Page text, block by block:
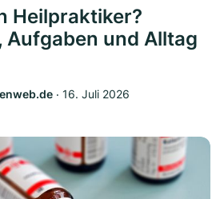
Heilpraktiker?
Aufgaben und Alltag
‧ 16. Juli 2026